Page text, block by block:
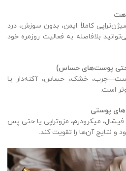
کاملاً ایمن، بدون سوزش، درد
بلافاصله به فعالیت روزمره خود
(حتی پوست‌های حساس)
خشک، حساس، آکنه‌دار یا
است.
پوستی
فیشال، میکرودرم، مزوتراپی یا حتی پس
و نتایج آن‌ها را تقویت کند.